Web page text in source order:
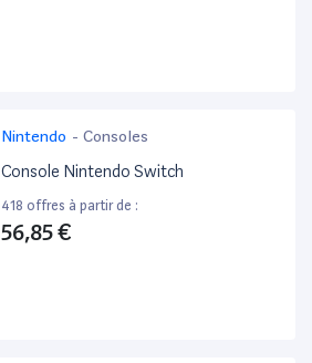
Nintendo - Consoles
Console Nintendo Switch
418 offres à partir de :
56,85 €